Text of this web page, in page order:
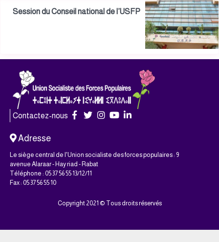
Session du Conseil national de l’USFP
Contactez-nous
Adresse
Le siège central de l'Union socialiste des forces populaires : 9
avenue Alaraar - Hay riad - Rabat
Téléphone : 05 37 56 55 13/12/11
Fax : 05 37 56 55 10
Copyright 2021 © Tous droits réservés